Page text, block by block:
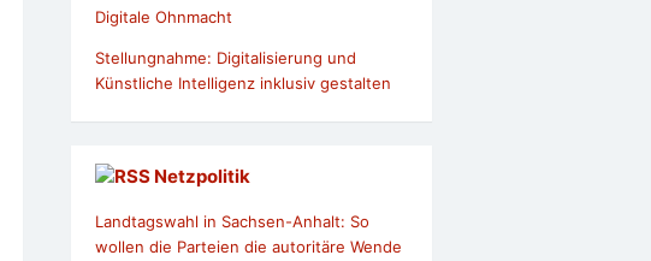
Digitale Ohnmacht
Stellungnahme: Digitalisierung und
Künstliche Intelligenz inklusiv gestalten
Netzpolitik
Landtagswahl in Sachsen-Anhalt: So
wollen die Parteien die autoritäre Wende